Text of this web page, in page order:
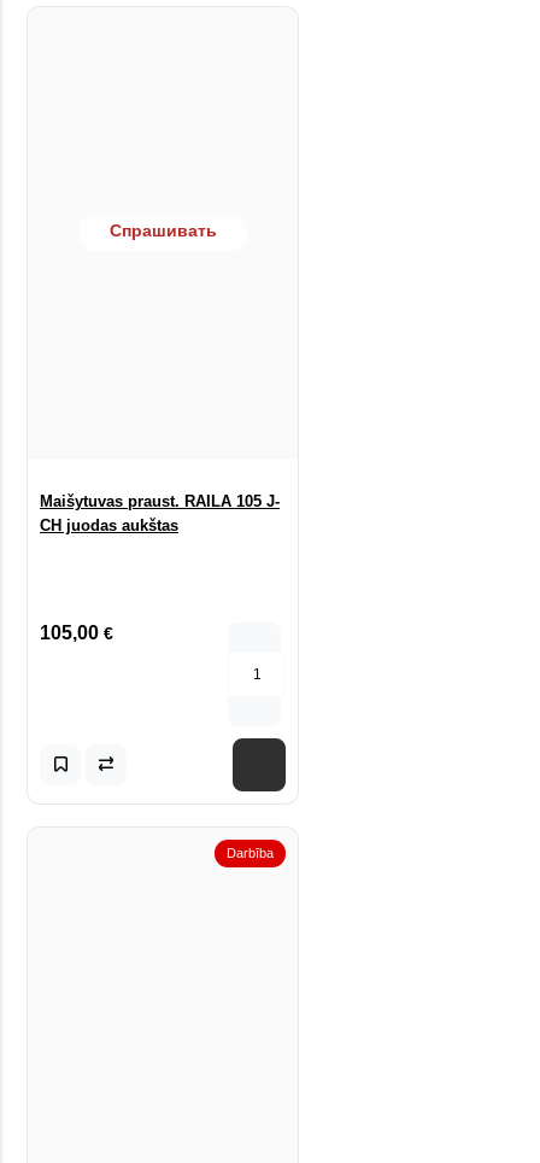
Спрашивать
Maišytuvas praust. RAILA 105 J-
CH juodas aukštas
105,00 €
Darbība